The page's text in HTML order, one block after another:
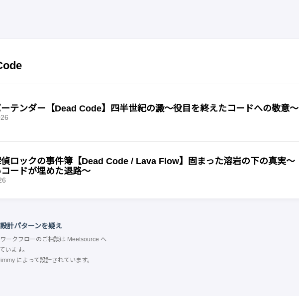
ーテンダー【Dead Code】四半世紀の澱〜役目を終えたコードへの敬意〜
偵ロックの事件簿【Dead Code / Lava Flow】固まった溶岩の下の真実〜
ードが埋めた退路〜
計パターンを疑え
ークフローのご相談は Meetsource へ
います。
によって設計されています。